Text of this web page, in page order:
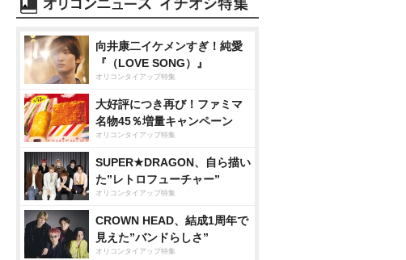
向井康二イケメンすぎ！純愛
『（LOVE SONG）』
オリコンタイアップ特集
大好評につき再び！ファミマ
名物45％増量キャンペーン
オリコンタイアップ特集
SUPER★DRAGON、自ら描い
た”レトロフューチャー”
オリコンタイアップ特集
CROWN HEAD、結成1周年で
見えた”バンドらしさ”
オリコンタイアップ特集